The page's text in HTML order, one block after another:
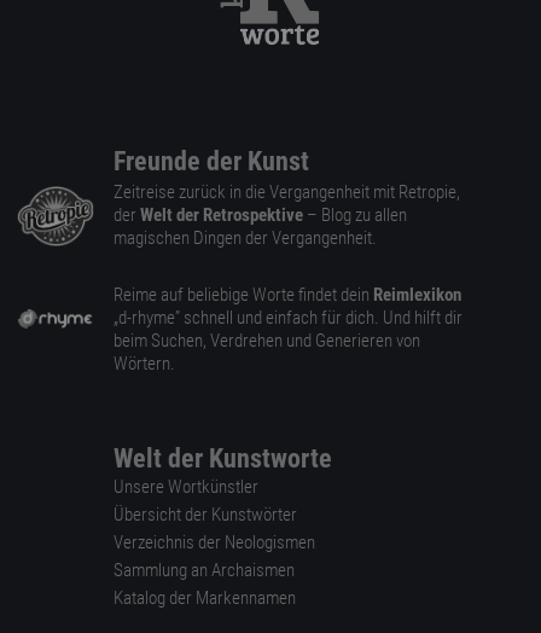
Freunde der Kunst
Zeitreise zurück in die Vergangenheit mit Retropie,
der Welt der Retrospektive – Blog zu allen
magischen Dingen der Vergangenheit.
Reime auf beliebige Worte findet dein Reimlexikon
„d-rhyme” schnell und einfach für dich. Und hilft dir
beim Suchen, Verdrehen und Generieren von
Wörtern.
Welt der Kunstworte
Unsere Wortkünstler
Übersicht der Kunstwörter
Verzeichnis der Neologismen
Sammlung an Archaismen
Katalog der Markennamen